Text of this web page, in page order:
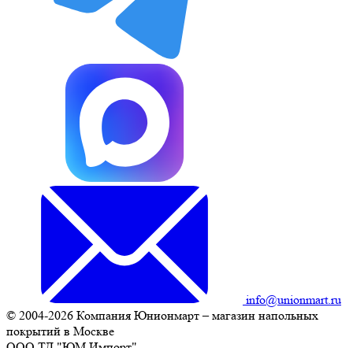
info@unionmart.ru
© 2004-2026 Компания Юнионмарт – магазин напольных
покрытий в Москве